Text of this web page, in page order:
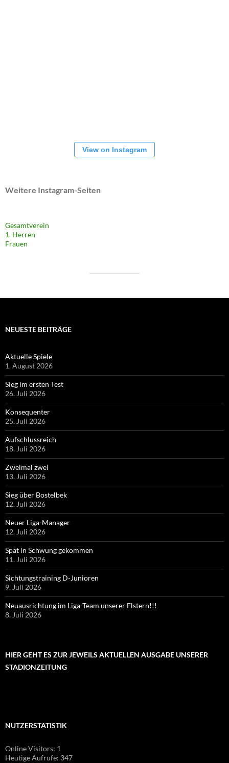
View on Instagram
Weitere Instagram-Seiten
Gesamtverein
1. Herren
Frauen
NEUESTE BEITRÄGE
Aktuelle Spiele
1. August 2026
Sieg im ersten Test
26. Juli 2026
Konsequenter
25. Juli 2026
Aufschlussreich
18. Juli 2026
Zweimal zwei
13. Juli 2026
Sieg über Bostelbek
12. Juli 2026
Neuer Liga-Manager
12. Juli 2026
Spät in Schwung gekommen
11. Juli 2026
Sichtungstraining D-Junioren
9. Juli 2026
Neuausrichtung im Liga-Team unserer Elstern!!!
8. Juli 2026
HIER GEHT ES ZUR JEWEILS AKTUELLEN AUSGABE UNSERER
STADIONZEITUNG
NUTZERSTATISTIK
Online Visitors: 1
Heutige Aufrufe: 347